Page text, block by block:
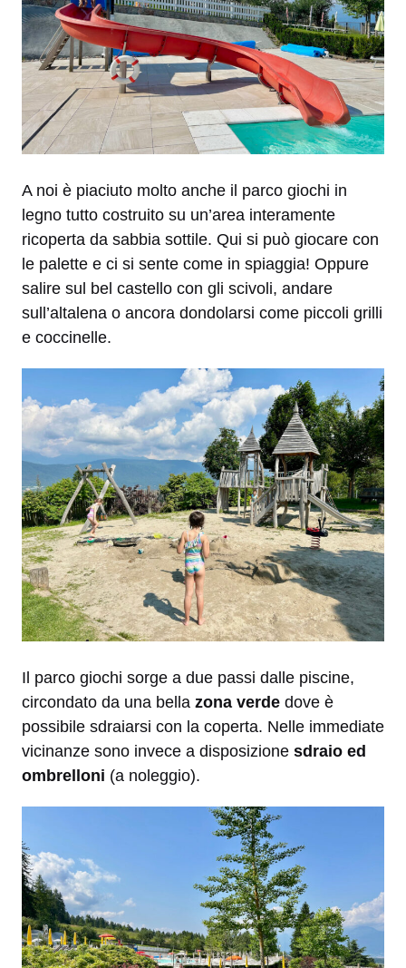
A noi è piaciuto molto anche il parco giochi in
legno tutto costruito su un’area interamente
ricoperta da sabbia sottile. Qui si può giocare con
le palette e ci si sente come in spiaggia! Oppure
salire sul bel castello con gli scivoli, andare
sull’altalena o ancora dondolarsi come piccoli grilli
e coccinelle.
Il parco giochi sorge a due passi dalle piscine,
circondato da una bella zona verde dove è
possibile sdraiarsi con la coperta. Nelle immediate
vicinanze sono invece a disposizione sdraio ed
ombrelloni (a noleggio).